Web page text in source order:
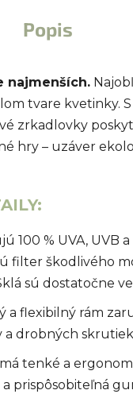
Popis
najmenších.
tvare kvetinky.
zrkadlovky
hry – uzáver
100 % UVA, UVB
filter škodlivého
sú dostatočne
a flexibilný rám
drobných
tenké a
prispôsobiteľná